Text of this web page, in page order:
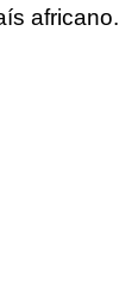
africano.